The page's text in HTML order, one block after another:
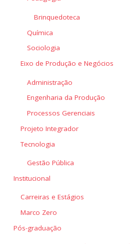
Brinquedoteca
Química
Sociologia
Eixo de Produção e Negócios
Administração
Engenharia da Produção
Processos Gerenciais
Projeto Integrador
Tecnologia
Gestão Pública
Institucional
Carreiras e Estágios
Marco Zero
Pós-graduação